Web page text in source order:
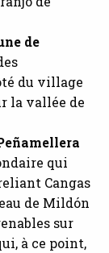
de
du village
la vallée de
qui
Cangas
de Mildón
sur
à ce point,